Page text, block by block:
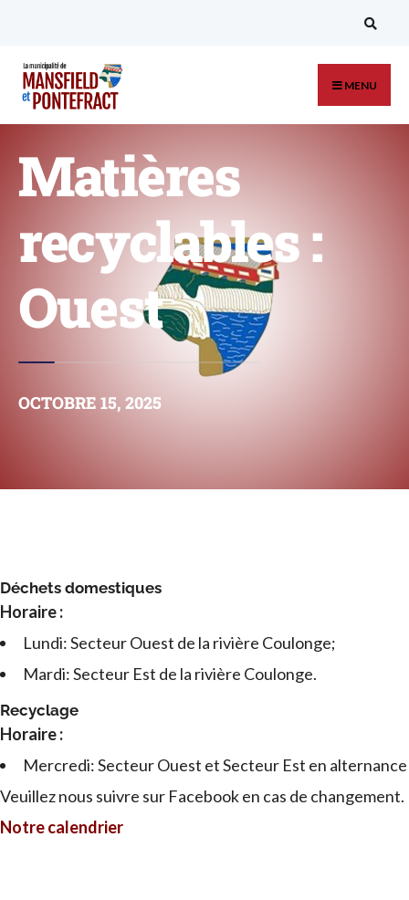
MENU
Matières
recyclables :
Ouest
OCTOBRE 15, 2025
Déchets domestiques
Horaire :
Lundi: Secteur Ouest de la rivière Coulonge;
Mardi: Secteur Est de la rivière Coulonge.
Recyclage
Horaire :
Mercredi: Secteur Ouest et Secteur Est en alternance
Veuillez nous suivre sur Facebook en cas de changement.
Notre calendrier